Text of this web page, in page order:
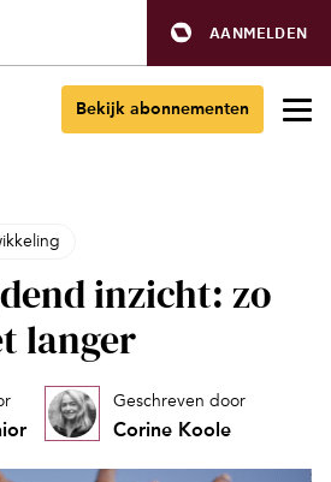
AANMELDEN
Bekijk abonnementen
inzicht: zo
langer
Geschreven door
Corine Koole